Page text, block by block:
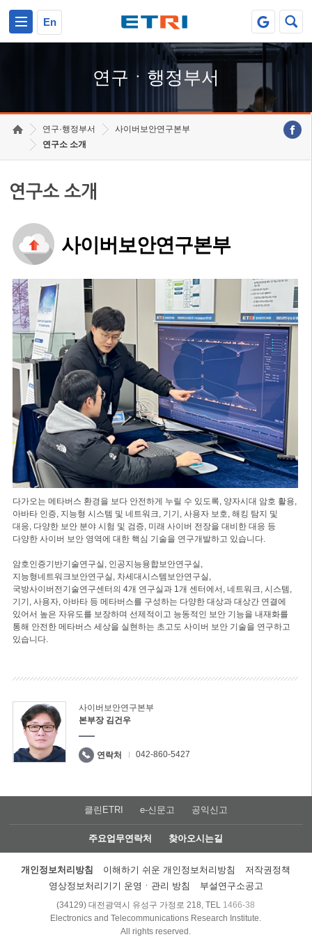
En
연구ㆍ행정부서
연구·행정부서
사이버보안연구본부
연구소 소개
연구소 소개
사이버보안연구본부
다가오는 메타버스 환경을 보다 안전하게 누릴 수 있도록, 양자시대 암호 활용,
아바타 인증, 지능형 시스템 및 네트워크, 기기, 사용자 보호, 해킹 탐지 및
대응, 다양한 보안 분야 시험 및 검증, 미래 사이버 전장을 대비한 대응 등
다양한 사이버 보안 영역에 대한 핵심 기술을 연구개발하고 있습니다.
암호인증기반기술연구실, 인공지능융합보안연구실,
지능형네트워크보안연구실, 차세대시스템보안연구실,
국방사이버전기술연구센터의 4개 연구실과 1개 센터에서, 네트워크, 시스템,
기기, 사용자, 아바타 등 메타버스를 구성하는 다양한 대상과 대상간 연결에
있어서 높은 자유도를 보장하며 선제적이고 능동적인 보안 기능을 내재화를
통해 안전한 메타버스 세상을 실현하는 초고도 사이버 보안 기술을 연구하고
있습니다.
사이버보안연구본부
본부장 김건우
연락처 042-860-5427
클린ETRI e-신문고 공익신고
주요업무연락처 찾아오시는길
개인정보처리방침 이해하기 쉬운 개인정보처리방침
저작권정책
영상정보처리기기 운영ㆍ관리 방침
부설연구소공고
(34129) 대전광역시 유성구 가정로 218, TEL 1466-38
Electronics and Telecommunications Research Institute.
All rights reserved.